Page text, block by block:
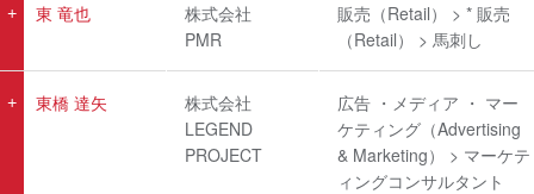
東 竜也
株式会社
PMR
販売（Retail） > * 販売
（Retail） > 馬刺し
東橋 達矢
株式会社
LEGEND
PROJECT
広告 ・メディア ・ マー
ケティング（Advertising
& Marketing） > マーケテ
ィングコンサルタント